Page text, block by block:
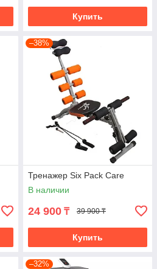
Купить
–38%
Тренажер Six Pack Care
В наличии
24 900 ₸ 39 900 ₸
Купить
–32%